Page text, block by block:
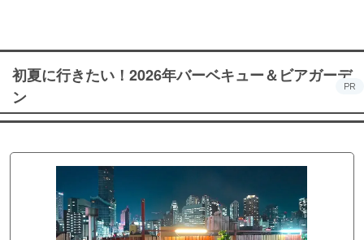
初夏に行きたい！2026年バーベキュー＆ビアガーデ
ン
PR